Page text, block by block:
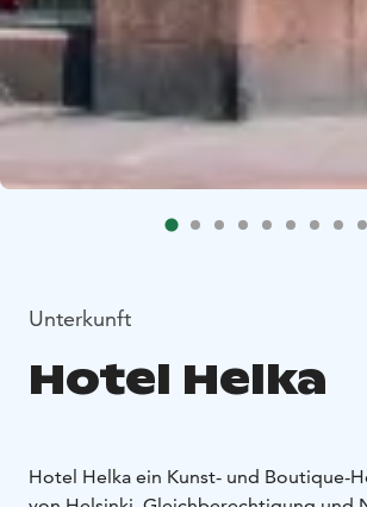
Unterkunft
Hotel Helka
Hotel Helka ein Kunst- und Boutique-